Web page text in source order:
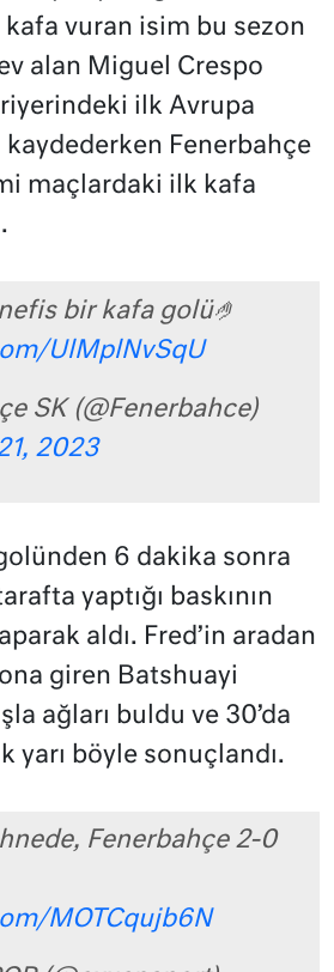
kafa vuran isim bu sezon
alan Miguel Crespo
ilk Avrupa
kaydederken Fenerbahçe
maçlardaki ilk kafa
bir kafa golü🤌
UlMplNvSqU
SK (@Fenerbahce)
2023
6 dakika sonra
yaptığı baskının
aldı. Fred’in aradan
giren Batshuayi
ağları buldu ve 30’da
yarı böyle sonuçlandı.
Fenerbahçe 2-0
MOTCqujb6N